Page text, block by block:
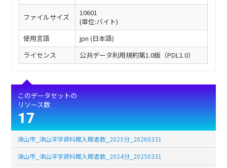
ファイルサイズ
10601
(単位:バイト)
使用言語
jpn (日本語)
ライセンス
公共データ利用規約第1.0版（PDL1.0）
このデータセットの
リソース数
17
津山市_津山洋学資料館入館者数_2025分_20260331
津山市_津山洋学資料館入館者数_2024分_20250331